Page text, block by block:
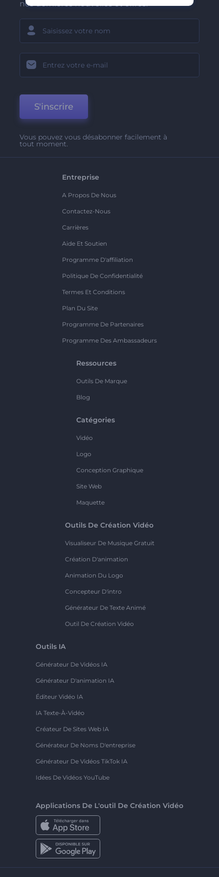
nos dernières nouvelles et offres.
S'inscrire
Vous pouvez vous désabonner facilement à
tout moment.
Entreprise
A Propos De Nous
Contactez-Nous
Carrières
Aide Et Soutien
Programme D'affiliation
Politique De Confidentialité
Termes Et Conditions
Plan Du Site
Programme De Partenaires
Programme Des Ambassadeurs
Ressources
Outils De Marque
Blog
Catégories
Vidéo
Logo
Conception Graphique
Site Web
Maquette
Outils De Création Vidéo
Visualiseur De Musique Gratuit
Création D'animation
Animation Du Logo
Concepteur D'intro
Générateur De Texte Animé
Outil De Création Vidéo
Outils IA
Générateur De Vidéos IA
Générateur D'animation IA
Éditeur Vidéo IA
IA Texte-À-Vidéo
Créateur De Sites Web IA
Générateur De Noms D'entreprise
Générateur De Vidéos TikTok IA
Idées De Vidéos YouTube
Applications De L'outil De Création Vidéo